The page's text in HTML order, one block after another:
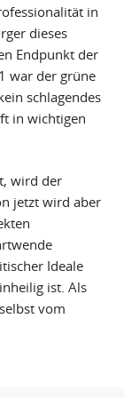
in
dieses
Endpunkt der
war der grüne
schlagendes
in wichtigen
wird der
jetzt wird aber
Ideale
ist. Als
vom